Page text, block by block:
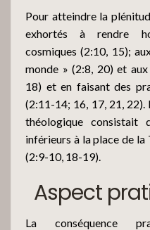
Pour atteindre la
exhortés à rendre
cosmiques (2:10, 15);
monde » (2:8, 20) et aux
18) et en faisant des
(2:11-14; 16, 17, 21, 22).
théologique consistait
inférieurs à la place de la
(2:9-10, 18-19).
Aspect
La conséquence